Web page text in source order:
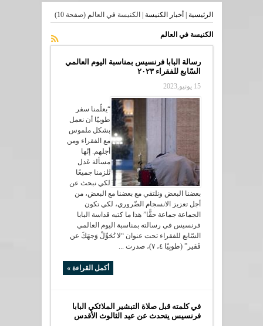
الرئيسية أخبار الكنيسة الكنيسة في العالم (صفحة 10)
الكنيسة في العالم
رسالة البابا فرنسيس بمناسبة اليوم العالمي
السّابع للفقراء ٢٠٢٣
15 يونيو,2023
“يعلّمنا سفر
طوبيّا أن نعمل
بشكل ملموس
مع الفقراء ومن
أجلهم. إنّها
مسألة عَدل
تُلزمنا جميعًا
لكي نبحث عن
بعضنا البعض ونلتقي مع بعضنا مع البعض، من
أجل تعزيز الانسجام الضّروري، لكي تكون
الجماعة جماعة حقًّا” هذا ما كتبه قداسة البابا
فرنسيس في رسالته بمناسبة اليوم العالمي
السّابع للفقراء تحت عنوان “لا تُحَوِّلْ وَجهَكَ عن
فَقير” (طوبِيّا ٤، ٧)، صدرت ...
أكمل القراءة »
في كلمته قبل صلاة التبشير الملائكي البابا
فرنسيس يتحدث عن عيد الثالوث الأقدس